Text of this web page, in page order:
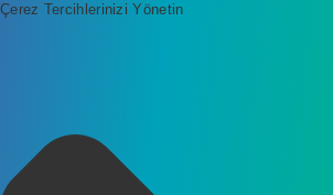
Çerez Tercihlerinizi Yönetin